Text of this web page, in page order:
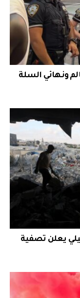
ونهائي السلة
يعلن تصفية